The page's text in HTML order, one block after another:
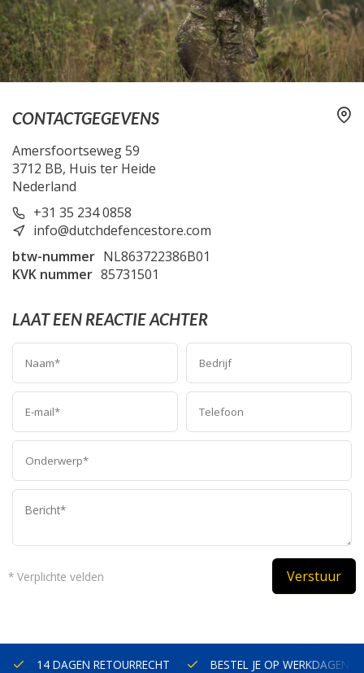
CONTACTGEGEVENS
Amersfoortseweg 59
3712 BB, Huis ter Heide
Nederland
+31 35 234 0858
info@dutchdefencestore.com
btw-nummer NL863722386B01
KVK nummer 85731501
LAAT EEN REACTIE ACHTER
* Verplichte velden Verstuur
14 DAGEN RETOURRECHT BESTEL JE OP WERKDAGEN